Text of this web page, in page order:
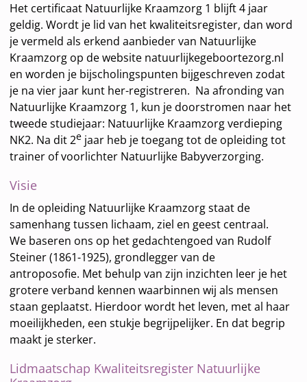
Het certificaat Natuurlijke Kraamzorg 1 blijft 4 jaar
geldig. Wordt je lid van het kwaliteitsregister, dan word
je vermeld als erkend aanbieder van Natuurlijke
Kraamzorg op de website natuurlijkegeboortezorg.nl
en worden je bijscholingspunten bijgeschreven zodat
je na vier jaar kunt her-registreren. Na afronding van
Natuurlijke Kraamzorg 1, kun je doorstromen naar het
tweede studiejaar: Natuurlijke Kraamzorg verdieping
NK2. Na dit 2e jaar heb je toegang tot de opleiding tot
trainer of voorlichter Natuurlijke Babyverzorging.
Visie
In de opleiding Natuurlijke Kraamzorg staat de
samenhang tussen lichaam, ziel en geest centraal.
We baseren ons op het gedachtengoed van Rudolf
Steiner (1861-1925), grondlegger van de
antroposofie. Met behulp van zijn inzichten leer je het
grotere verband kennen waarbinnen wij als mensen
staan geplaatst. Hierdoor wordt het leven, met al haar
moeilijkheden, een stukje begrijpelijker. En dat begrip
maakt je sterker.
Lidmaatschap Kwaliteitsregister Natuurlijke